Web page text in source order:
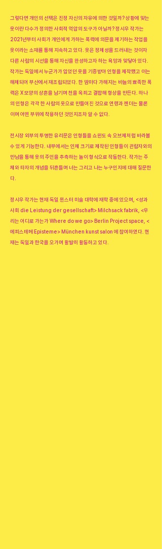
그렇다면 개인의 선택은 진정 자신의 자유에 의한 것일까? 상황에 맞는
옷이란 다수가 정의한 사회적 억압의 도구가 아닐까? 정시우 작가는
2021년부터 사회가 개인에게 가하는 폭력에 의문을 제기하는 작업을
옷이라는 소재를 통해 지속하고 있다. 옷은 정체성을 드러내는 것이자
다른 사람의 시선을 통해 자신을 완성하고자 하는 욕망과 맞닿아 있다.
작가는 독일에서 누군가가 입었던 옷을 기증받아 인형을 제작했고 이는
해체되어 부산에서 재조립되었다. 한 땀마다 가해지는 바늘의 뾰족한 폭
력은 X 모양의 상흔을 남기며 천을 옥죄고 결합해 형상을 만든다. 하나
의 인형은 각각 한 사람의 옷으로 만들어진 것으로 연령과 젠더는 물론
이며 어떤 부위에 착용하던 것인지조차 알 수 없다.
전시장 외부의 투명한 유리문은 인형들을 쇼윈도 속 오브제처럼 바라볼
수 있게 기능한다. 내부에서는 인체 크기로 제작된 인형들이 관람자와의
만남을 통해 옷의 주인을 추측하는 놀이 형식으로 작동한다. 작가는 주
체와 타자의 개념을 뒤흔들며 너는 그리고 나는 누구인지에 대해 질문한
다.
정시우 작가는 현재 독일 뮌스터 미술 대학에 재학 중에 있으며, <성과
사회 die Leistung der gesellschaft> Milchsack fabrik, <우
리는 어디로 가는가 Where do we go> Berlin Project space, <
에피스테메 Episteme> München kunst salon 에 참여하였다. 현
재는 독일과 한국을 오가며 활발히 활동하고 있다.